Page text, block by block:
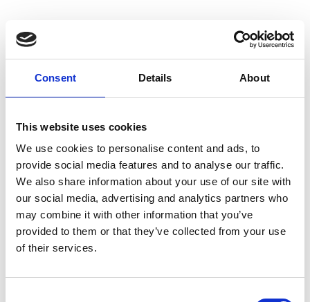
Consent Details About
This website uses cookies
We use cookies to personalise content and ads, to
provide social media features and to analyse our traffic.
We also share information about your use of our site with
our social media, advertising and analytics partners who
may combine it with other information that you’ve
provided to them or that they’ve collected from your use
of their services.
Dokument